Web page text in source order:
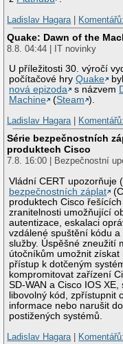
Ladislav Hagara
Quake: Dawn of the
8.8. 04:44 | IT novinky
U příležitosti 30. výročí
počítačové hryQuake
nová epizoda
s názvem
Machine
(Steam ).
Ladislav Hagara
Série bezpečnostních
produktech Cisco
7.8. 16:00 | Bezpečnostní
Vládní CERT upozorňuje (
bezpečnostních záplat
produktech Cisco
zranitelnosti umožňující
autentizace, eskalaci
vzdálené spuštění kódu
služby. Úspěšné zneužití
útočníkům umožnit získat
přístup k dotčeným
kompromitovat zařízení
SD-WAN a Cisco IOS XE,
libovolný kód, zpřístupnit
informace nebo narušit
postižených systémů.
Ladislav Hagara